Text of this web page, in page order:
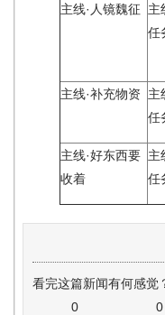
主线·人镜魏征
主
任
主线·补充物资
主
任
主线·好东西要
收着
主
任
看完这篇新闻有何感觉
0
0